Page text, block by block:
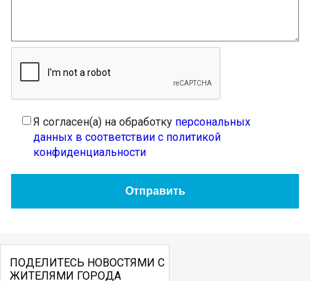
Я согласен(а) на обработку персональных
данных в соответствии с политикой
конфиденциальности
ПОДЕЛИТЕСЬ НОВОСТЯМИ С
ЖИТЕЛЯМИ ГОРОДА